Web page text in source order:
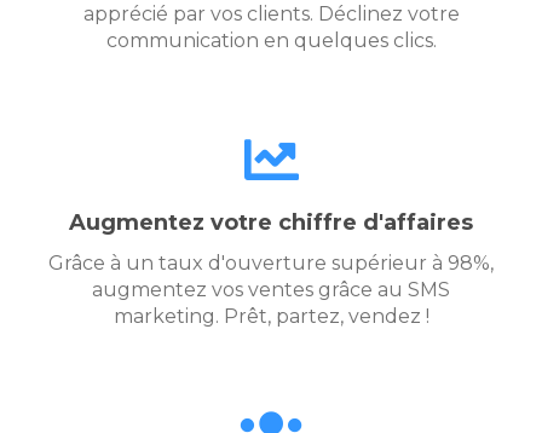
apprécié par vos clients. Déclinez votre
communication en quelques clics.
Augmentez votre chiffre d'affaires
Grâce à un taux d'ouverture supérieur à 98%,
augmentez vos ventes grâce au SMS
marketing. Prêt, partez, vendez !